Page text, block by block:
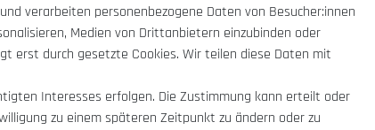
verarbeiten personenbezogene Daten von Besucher:innen
Medien von Drittanbietern einzubinden oder
erst durch gesetzte Cookies. Wir teilen diese Daten mit
Interesses erfolgen. Die Zustimmung kann erteilt oder
zu einem späteren Zeitpunkt zu ändern oder zu